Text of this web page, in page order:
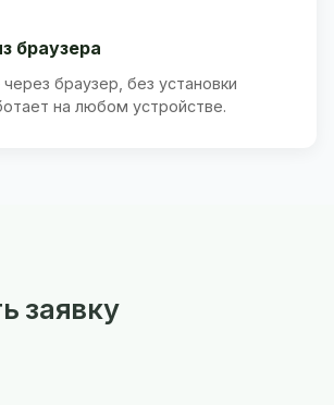
браузера
браузер, без установки
на любом устройстве.
заявку